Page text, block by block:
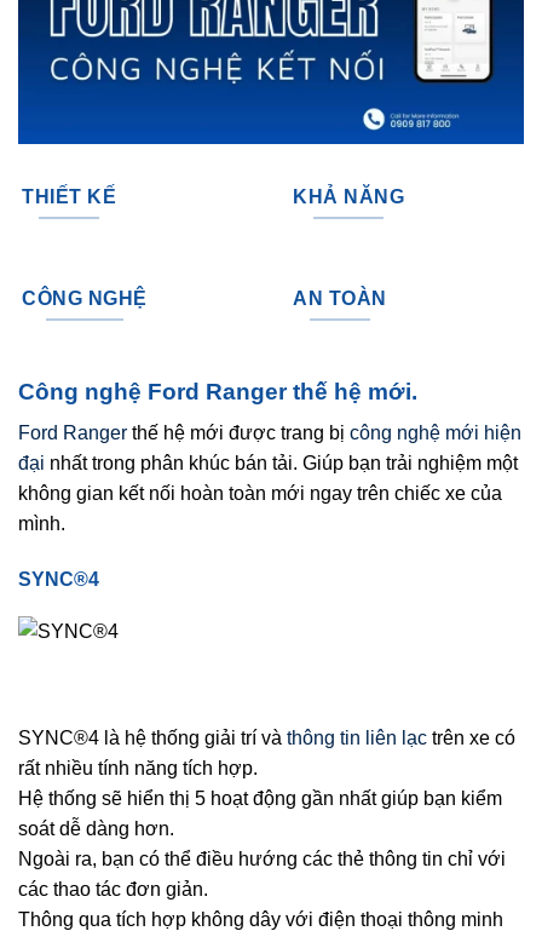
THIẾT KẾ KHẢ NĂNG
CÔNG NGHỆ AN TOÀN
Công nghệ Ford Ranger thế hệ mới.
Ford Ranger thế hệ mới được trang bị công nghệ mới hiện
đại nhất trong phân khúc bán tải. Giúp bạn trải nghiệm một
không gian kết nối hoàn toàn mới ngay trên chiếc xe của
mình.
SYNC®4
SYNC®4 là hệ thống giải trí và thông tin liên lạc trên xe có
rất nhiều tính năng tích hợp.
Hệ thống sẽ hiển thị 5 hoạt động gần nhất giúp bạn kiểm
soát dễ dàng hơn.
Ngoài ra, bạn có thể điều hướng các thẻ thông tin chỉ với
các thao tác đơn giản.
Thông qua tích hợp không dây với điện thoại thông minh